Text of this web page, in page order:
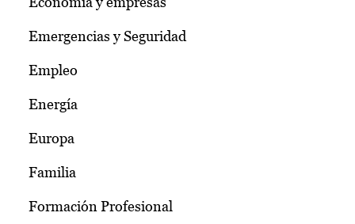
Emergencias y Seguridad
Empleo
Energía
Europa
Familia
Formación Profesional